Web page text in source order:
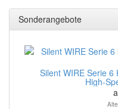
Sonderangebote
Silent WIRE Serie 6
High-